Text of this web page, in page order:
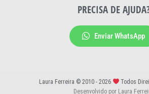
PRECISA DE
Enviar WhatsApp
Laura Ferreira © 2010 - 2026
Todos
Desenvolvido por Laura